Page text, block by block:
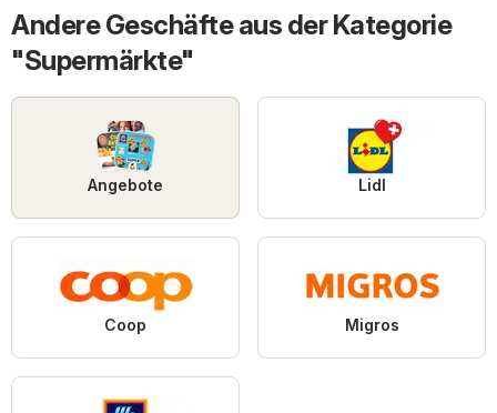
Andere Geschäfte aus der Kategorie
"Supermärkte"
Angebote Lidl
Coop Migros